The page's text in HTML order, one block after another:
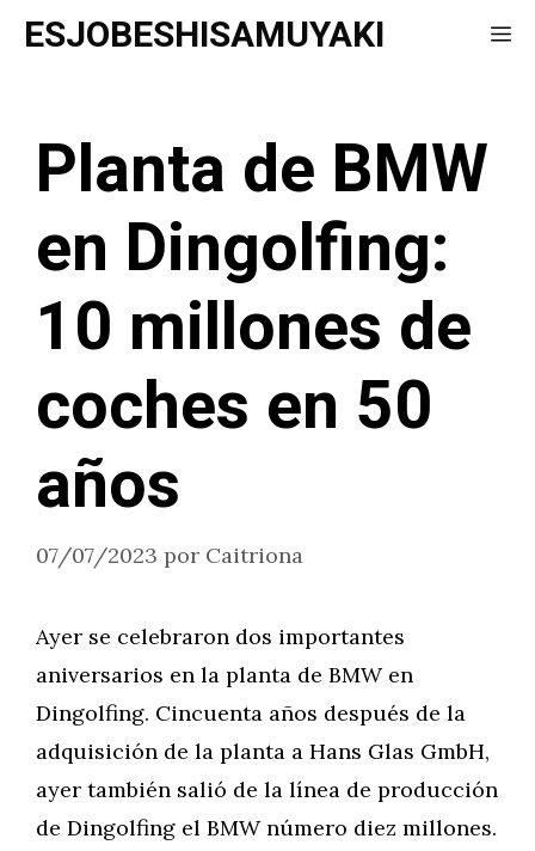
Saltar
ESJOBESHISAMUYAKI
Planta de BMW
en Dingolfing:
10 millones de
coches en 50
años
07/07/2023 por Caitriona
Ayer se celebraron dos importantes
aniversarios en la planta de BMW en
Dingolfing. Cincuenta años después de la
adquisición de la planta a Hans Glas GmbH,
ayer también salió de la línea de producción
de Dingolfing el BMW número diez millones.